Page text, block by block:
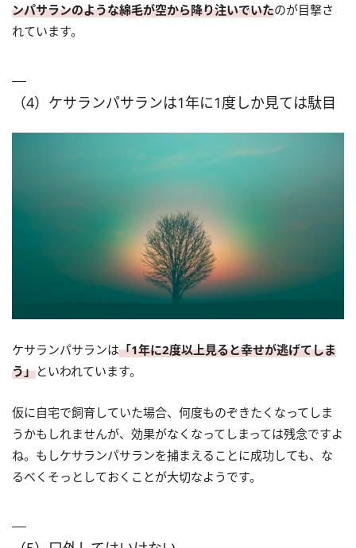
ンパサランのような綿毛が空から降り注いでいたのが目撃さ
れています。
（4）ケサランパサランは1年に1度しか見ては駄目
ケサランパサランは「1年に2度以上見ると幸せが逃げてしま
う」といわれています。
仮に自宅で飼育していた場合、何度ものぞきたくなってしま
うかもしれませんが、効果がなくなってしまっては残念ですよ
ね。もしケサランパサランを捕まえることに成功しても、な
るべくそっとしておくことが大切なようです。